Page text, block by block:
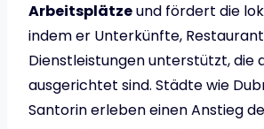
Arbeitsplätzeund fördert die
indem er Unterkünfte,
Dienstleistungen unterstützt, die
ausgerichtet sind. Städte wie
Santorin erleben einen Anstieg